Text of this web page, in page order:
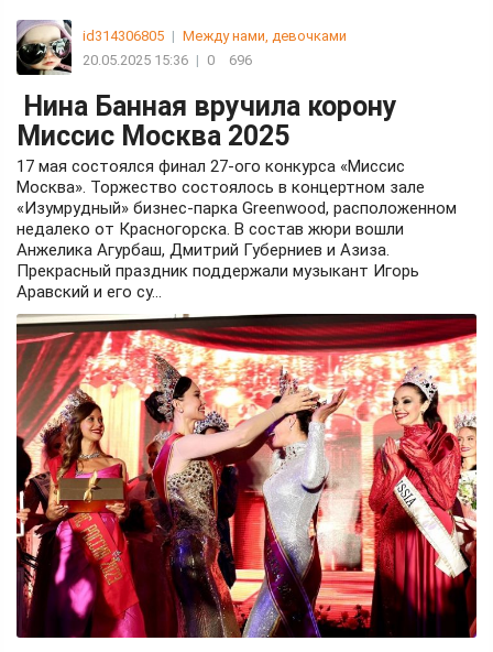
id314306805 | Между нами, девочками
20.05.2025 15:36 | 0 696
Нина Банная вручила корону
Миссис Москва 2025
17 мая состоялся финал 27-ого конкурса «Миссис
Москва». Торжество состоялось в концертном зале
«Изумрудный» бизнес-парка Greenwood, расположенном
недалеко от Красногорска. В состав жюри вошли
Анжелика Агурбаш, Дмитрий Губерниев и Азиза.
Прекрасный праздник поддержали музыкант Игорь
Аравский и его су...